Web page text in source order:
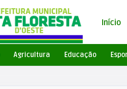
Início
Agricultura Educação